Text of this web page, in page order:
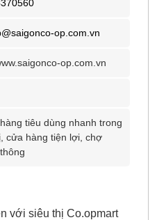
op.com.vn
op.com.vn
tiêu dùng nhanh trong
cửa hàng tiện lợi, chợ
với siêu thị Co.opmart